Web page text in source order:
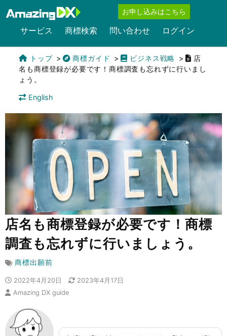
お申し込みはこちら
サービス 商標検索 問い合わせ ログイン
トップ 商標ガイド ビジネス戦略
店
名も商標登録が必要です！商標調査も忘れずに行いまし
ょう。
English
店名も商標登録が必要です！商標
調査も忘れずに行いましょう。
商標出願前
2022年4月20日
2023年4月17日
Amazing DX guide